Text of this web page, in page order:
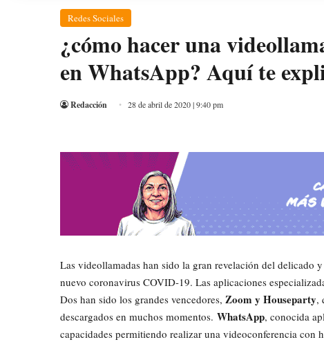
Redes Sociales
¿cómo hacer una
en WhatsApp? Aquí te
Redacción 28 de abril de 2020 | 9:40 pm
Las videollamadas han sido la gran revelación del delicado
nuevo coronavirus COVID-19. Las aplicaciones
Dos han sido los grandes vencedores, Zoom y Houseparty,
descargados en muchos momentos. WhatsApp, conocida
capacidades permitiendo realizar una videoconferencia con